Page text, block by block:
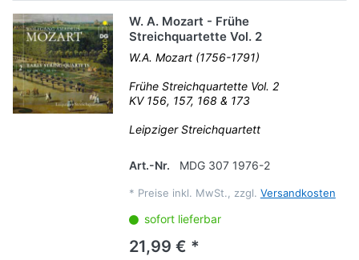
W. A. Mozart - Frühe
Streichquartette Vol. 2
W.A. Mozart (1756-1791)
Frühe Streichquartette Vol. 2
KV 156, 157, 168 & 173
Leipziger Streichquartett
Art.-Nr. MDG 307 1976-2
* Preise inkl. MwSt., zzgl. Versandkosten
sofort lieferbar
21,99 € *